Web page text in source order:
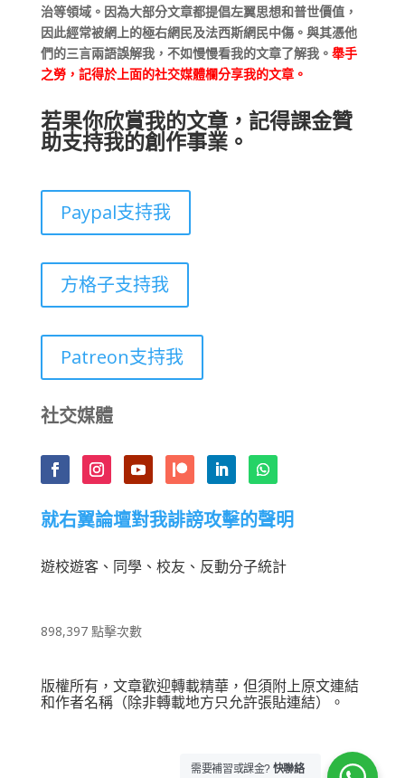
治等領域。因為大部分文章都提倡左翼思想和普世價值，
因此經常被網上的極右網民及法西斯網民中傷。與其憑他
們的三言兩語誤解我，不如慢慢看我的文章了解我。 舉手
之勞，記得於上面的社交媒體欄分享我的文章。
若果你欣賞我的文章，記得課金贊
助支持我的創作事業。
Paypal支持我
方格子支持我
Patreon支持我
社交媒體
就右翼論壇對我誹謗攻擊的聲明
遊校遊客、同學、校友、反動分子統計
898,397 點擊次數
版權所有，文章歡迎轉載精華，但須附上原文連結
和作者名稱（除非轉載地方只允許張貼連結）。
需要補習或課金? 快聯絡